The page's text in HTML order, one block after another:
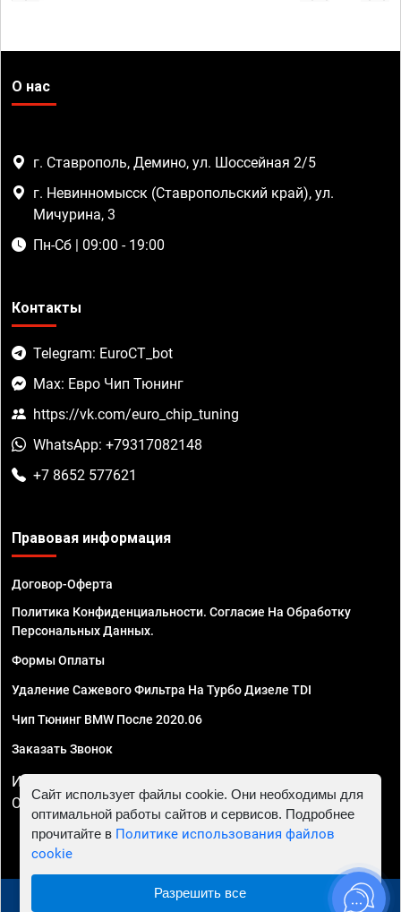
О нас
г. Ставрополь, Демино, ул. Шоссейная 2/5
г. Невинномысск (Ставропольский край), ул.
Мичурина, 3
Пн-Сб | 09:00 - 19:00
Контакты
Telegram: EuroCT_bot
Max: Евро Чип Тюнинг
https://vk.com/euro_chip_tuning
WhatsApp: +79317082148
+7 8652 577621
Правовая информация
Договор-Оферта
Политика Конфиденциальности. Согласие На Обработку
Персональных Данных.
Формы Оплаты
Удаление Сажевого Фильтра На Турбо Дизеле TDI
Чип Тюнинг BMW После 2020.06
Заказать Звонок
ИП Смирнов Георгий Павлович. ИНН 781302555843,
ОГРНИП 324470400032610
© 2010 - 2026 Чип тюнинг в Ставрополе - Автосервис
Сайт использует файлы cookie. Они необходимы для
оптимальной работы сайтов и сервисов. Подробнее
прочитайте в Политике использования файлов
cookie
Разрешить все